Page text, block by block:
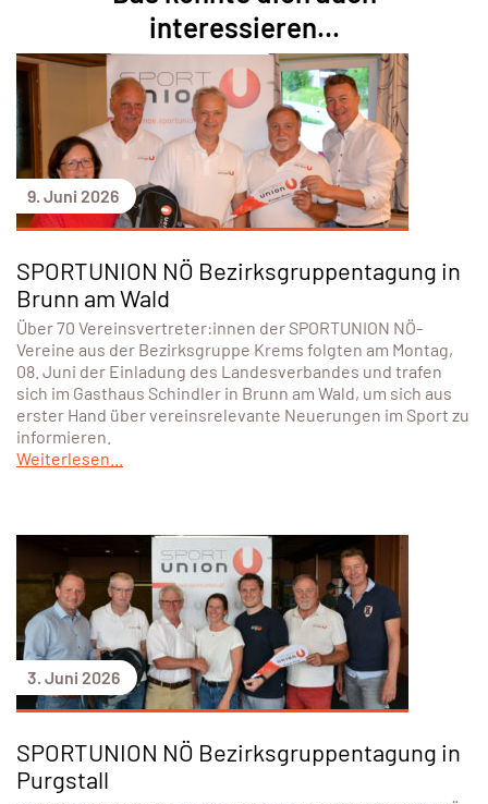
interessieren...
9. Juni 2026
SPORTUNION NÖ Bezirksgruppentagung in
Brunn am Wald
Über 70 Vereinsvertreter:innen der SPORTUNION NÖ-
Vereine aus der Bezirksgruppe Krems folgten am Montag,
08. Juni der Einladung des Landesverbandes und trafen
sich im Gasthaus Schindler in Brunn am Wald, um sich aus
erster Hand über vereinsrelevante Neuerungen im Sport zu
informieren.
Weiterlesen...
3. Juni 2026
SPORTUNION NÖ Bezirksgruppentagung in
Purgstall